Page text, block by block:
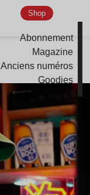
Shop
Abonnement
Magazine
Anciens numéros
Goodies